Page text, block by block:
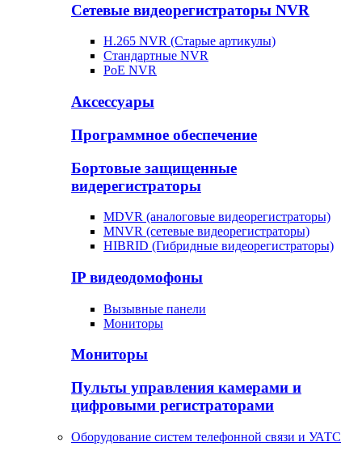
Сетевые видеорегистраторы NVR
H.265 NVR (Старые артикулы)
Стандартные NVR
PoE NVR
Аксессуары
Программное обеспечение
Бортовые защищенные
видерегистраторы
MDVR (аналоговые видеорегистраторы)
MNVR (сетевые видеорегистраторы)
HIBRID (Гибридные видеорегистраторы)
IP видеодомофоны
Вызывные панели
Мониторы
Мониторы
Пульты управления камерами и
цифровыми регистраторами
Оборудование систем телефонной связи и УАТС